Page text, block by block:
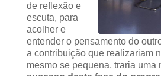
de reflexão e
escuta, para
acolher e
entender o pensamento do
a contribuição que realizariam
mesmo se pequena, traria uma